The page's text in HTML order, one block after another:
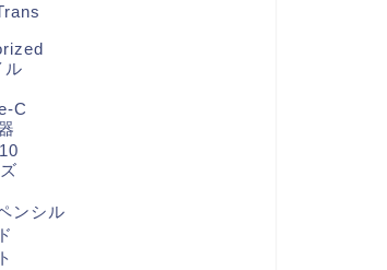
ル
C
ンシル